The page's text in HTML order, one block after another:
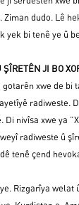
Ziman dudo. Lê
yek bi tenê ye û
JI BO
xwe de bi
radiweste.
nivîsa xwe ya
radiweste û
tenê çend
Rizgarîya welat